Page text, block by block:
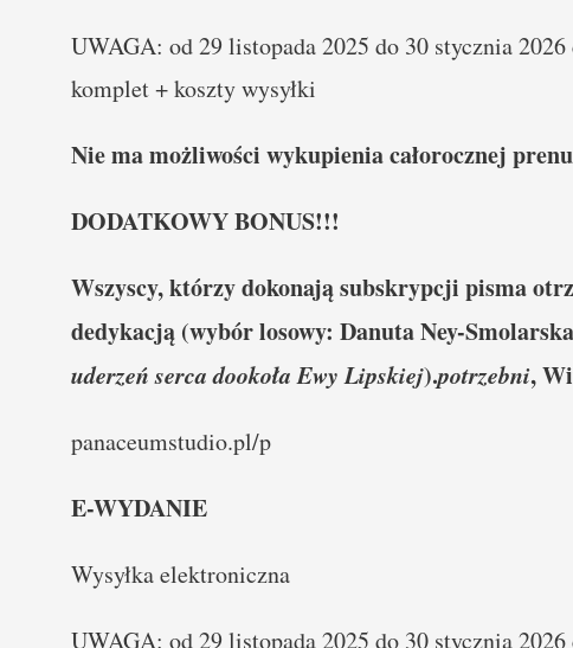
UWAGA: od 29 listopada 2025 do 30 stycznia
komplet + koszty wysyłki
Nie ma możliwości wykupienia całorocznej
DODATKOWY BONUS!!!
Wszyscy, którzy dokonają subskrypcji pisma
dedykacją (wybór losowy: Danuta Ney-Smolarska
uderzeń serca dookoła Ewy Lipskiej).potrzebni,
panaceumstudio.pl/p
E-WYDANIE
Wysyłka elektroniczna
UWAGA: od 29 listopada 2025 do 30 stycznia